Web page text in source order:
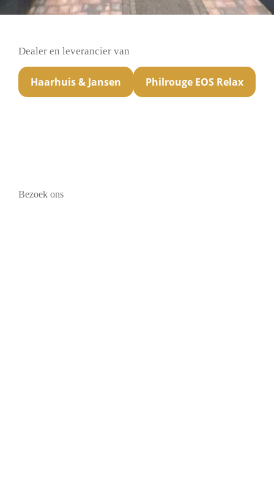
Dealer en leverancier van
Haarhuis & Jansen Philrouge EOS Relax
Bezoek ons